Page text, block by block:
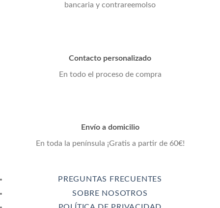
bancaria y contrareemolso
Contacto personalizado
En todo el proceso de compra
Envío a domicilio
En toda la península ¡Gratis a partir de 60€!
PREGUNTAS FRECUENTES
SOBRE NOSOTROS